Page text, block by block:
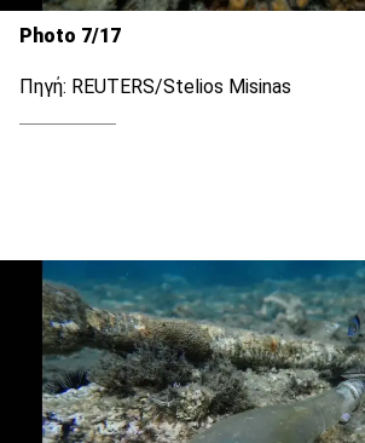
Photo 7/17
Πηγή: REUTERS/Stelios Misinas